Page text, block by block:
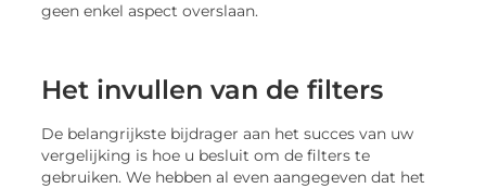
geen enkel aspect overslaan.
Het invullen van de filters
De belangrijkste bijdrager aan het succes van uw
vergelijking is hoe u besluit om de filters te
gebruiken. We hebben al even aangegeven dat het